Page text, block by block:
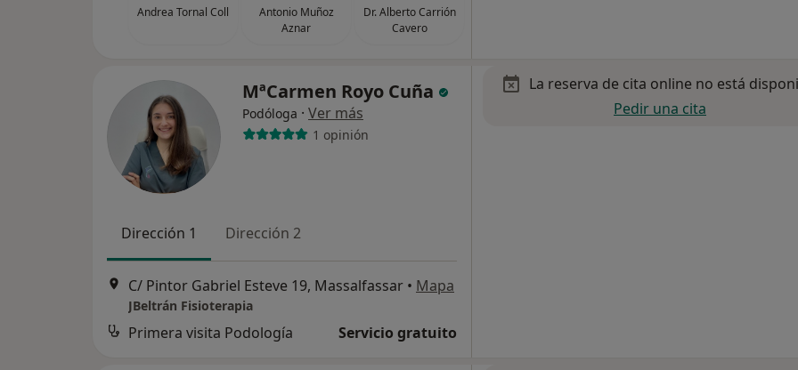
Andrea Tornal Coll
Antonio Muñoz
Aznar
Dr. Alberto Carrión
Cavero
MªCarmen Royo Cuña
Podóloga · Ver más
1 opinión
Dirección 1 Dirección 2
C/ Pintor Gabriel Esteve 19, Massalfassar • Mapa
JBeltrán Fisioterapia
Primera visita Podología Servicio gratuito
La reserva de cita online no está
Pedir una cita